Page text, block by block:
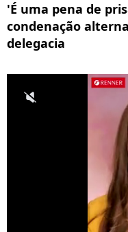
'É uma pena de
condenação
delegacia